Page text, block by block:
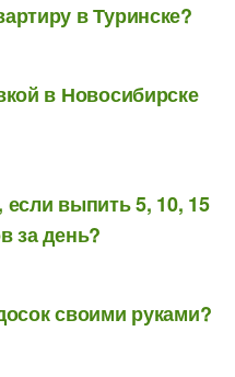
в Туринске?
в Новосибирске
выпить 5, 10, 15
за день?
своими руками?